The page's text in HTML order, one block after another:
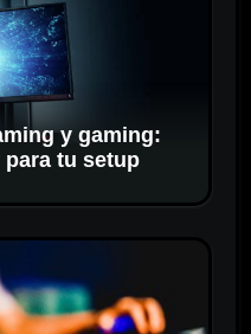
y gaming:
tu setup